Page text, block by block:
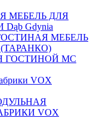
МЕБЕЛЬ ДЛЯ
Gdynia
МЕБЕЛЬ
ГОСТИНОЙ MC
VOX
VOX